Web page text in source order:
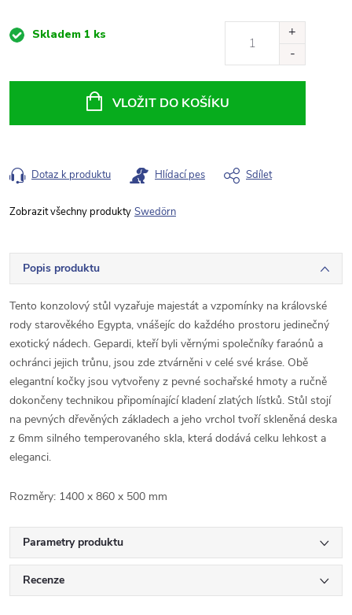
MěrnáSkladem 1 ks
VLOŽIT DO KOŠÍKU
Dotaz k produktu Hlídací pes Sdílet
Swedörn
Popis produktu
Tento konzolový stůl vyzařuje majestát a vzpomínky na královské
rody starověkého Egypta, vnášejíc do každého prostoru jedinečný
exotický nádech. Gepardi, kteří byli věrnými společníky faraónů a
ochránci jejich trůnu, jsou zde ztvárněni v celé své kráse. Obě
elegantní kočky jsou vytvořeny z pevné sochařské hmoty a ručně
dokončeny technikou připomínající kladení zlatých lístků. Stůl stojí
na pevných dřevěných základech a jeho vrchol tvoří skleněná deska
z 6mm silného temperovaného skla, která dodává celku lehkost a
eleganci.
Rozměry: 1400 x 860 x 500 mm
Parametry produktu
Recenze